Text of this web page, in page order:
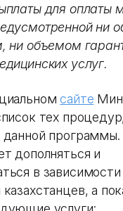
для оплаты
ни
ни объемом
услуг.
сайте
тех
программы.
дополняться и
в зависимости
а